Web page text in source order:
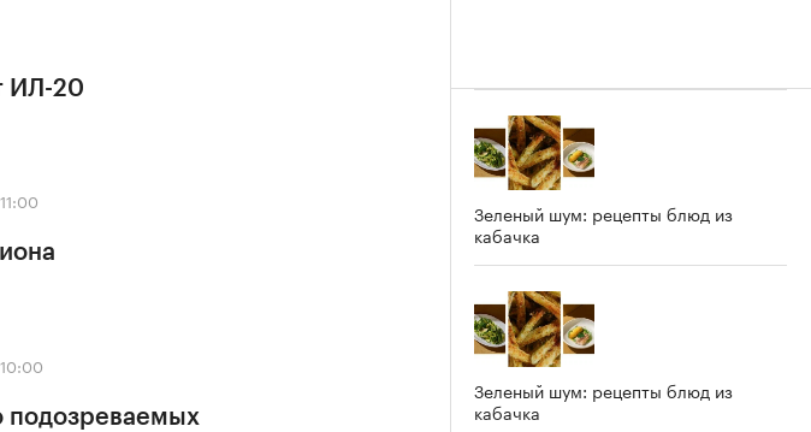
ИЛ-20
подозреваемых
Зеленый шум: рецепты блюд из
кабачка
Зеленый шум: рецепты блюд из
кабачка